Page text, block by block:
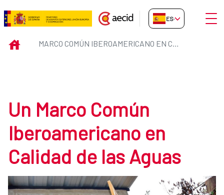
Saltar al contenido principal
Marco común Iberoamericano
ES-ES Abrir
INICIO MARCO COMÚN IBEROAMERICANO EN CALIDAD DE LAS AGUAS
Un Marco Común
Iberoamericano en
Calidad de las Aguas